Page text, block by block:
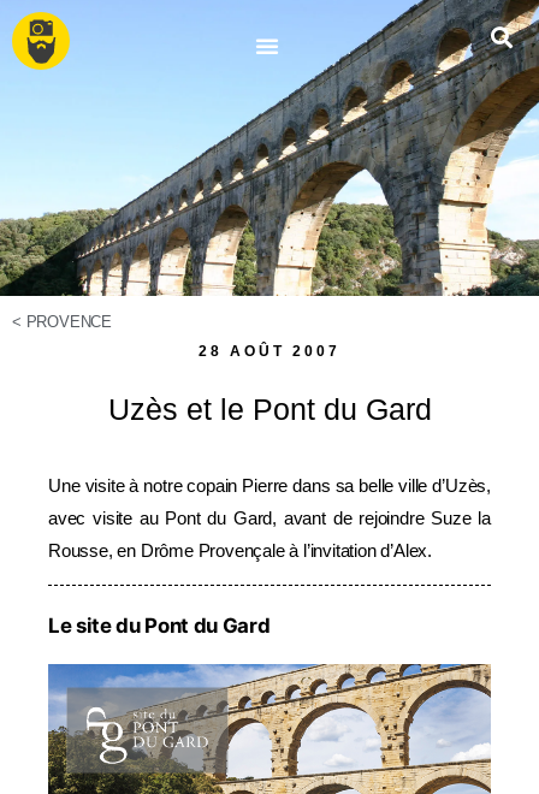
< PROVENCE
28 AOÛT 2007
Uzès et le Pont du Gard
Une visite à notre copain Pierre dans sa belle ville d’Uzès,
avec visite au Pont du Gard, avant de rejoindre Suze la
Rousse, en Drôme Provençale à l’invitation d’Alex.
Le site du Pont du Gard